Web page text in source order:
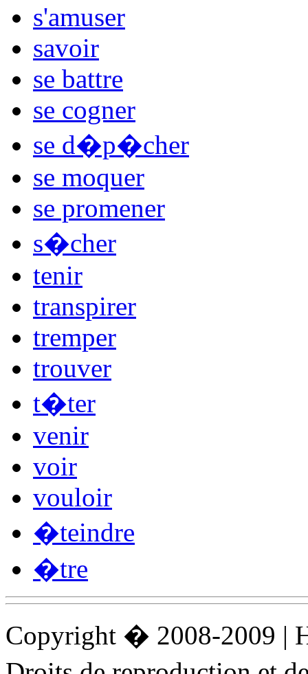
s'amuser
savoir
se battre
se cogner
se d�p�cher
se moquer
se promener
s�cher
tenir
transpirer
tremper
trouver
t�ter
venir
voir
vouloir
�teindre
�tre
Copyright � 2008-2009 |